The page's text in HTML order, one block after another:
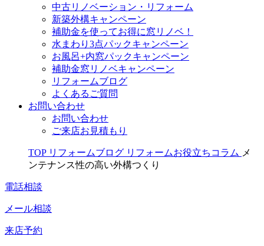
中古リノベーション・リフォーム
新築外構キャンペーン
補助金を使ってお得に窓リノベ！
水まわり3点パックキャンペーン
お風呂+内窓パックキャンペーン
補助金窓リノベキャンペーン
リフォームブログ
よくあるご質問
お問い合わせ
お問い合わせ
ご来店お見積もり
TOP リフォームブログ リフォームお役立ちコラム メ
ンテナンス性の高い外構つくり
電話相談
メール相談
来店予約